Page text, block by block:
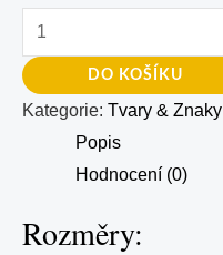
DO KOŠÍKU
Kategorie: Tvary & Znaky
Popis
Hodnocení (0)
Rozměry: